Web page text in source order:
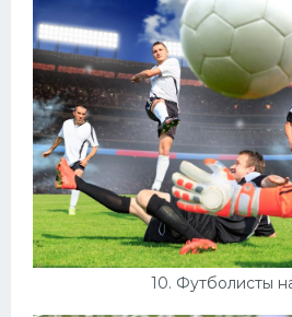
10. Футболисты